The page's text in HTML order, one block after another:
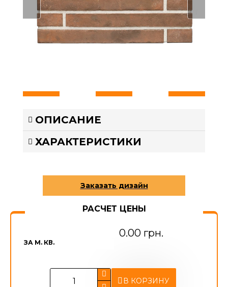
ОПИСАНИЕ
ХАРАКТЕРИСТИКИ
РАСЧЕТ ЦЕНЫ
ЗА М. КВ.
0.00 грн.
В КОРЗИНУ